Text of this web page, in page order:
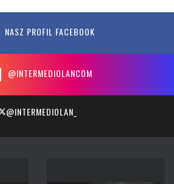
NASZ PROFIL FACEBOOK
@INTERMEDIOLANCOM
@INTERMEDIOLAN_